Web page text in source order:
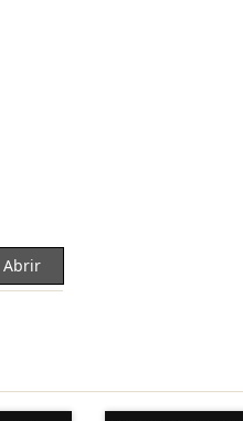
Abrir